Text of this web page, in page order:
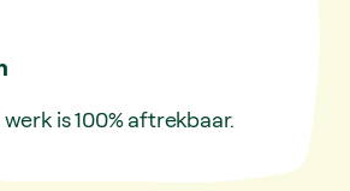
is 100% aftrekbaar.